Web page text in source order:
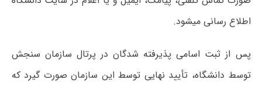
اطلاع‎ رسانی می‎شود.
پس از ثبت اسامی پذیرفته شدگان در پرتال سازمان سنجش
توسط دانشگاه‎، تأیید نهایی توسط این سازمان صورت گیرد که